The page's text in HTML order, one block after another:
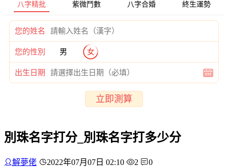
八字精批 紫微鬥數 八字合婚 終生運勢
您的姓名
您的性別 男 女
出生日期
立即測算
別珠名字打分_別珠名字打多少分
解夢佬 2022年07月07日 02:10 2 0